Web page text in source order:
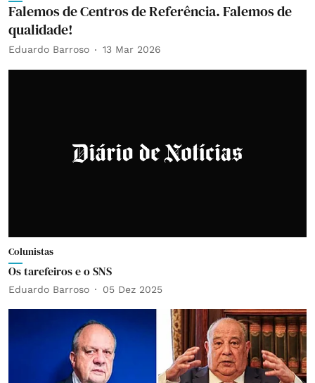
Falemos de Centros de Referência. Falemos de
qualidade!
Eduardo Barroso 13 Mar 2026
Colunistas
Os tarefeiros e o SNS
Eduardo Barroso 05 Dez 2025